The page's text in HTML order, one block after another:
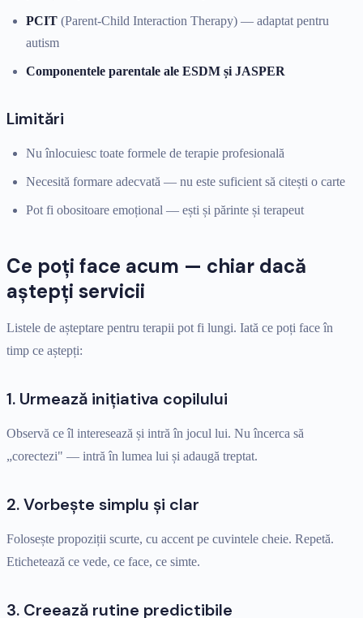
PCIT (Parent-Child Interaction Therapy) — adaptat pentru
autism
Componentele parentale ale ESDM și JASPER
Limitări
Nu înlocuiesc toate formele de terapie profesională
Necesită formare adecvată — nu este suficient să citești o carte
Pot fi obositoare emoțional — ești și părinte și terapeut
Ce poți face acum — chiar dacă
aștepți servicii
Listele de așteptare pentru terapii pot fi lungi. Iată ce poți face în
timp ce aștepți:
1. Urmează inițiativa copilului
Observă ce îl interesează și intră în jocul lui. Nu încerca să
„corectezi" — intră în lumea lui și adaugă treptat.
2. Vorbește simplu și clar
Folosește propoziții scurte, cu accent pe cuvintele cheie. Repetă.
Etichetează ce vede, ce face, ce simte.
3. Creează rutine predictibile